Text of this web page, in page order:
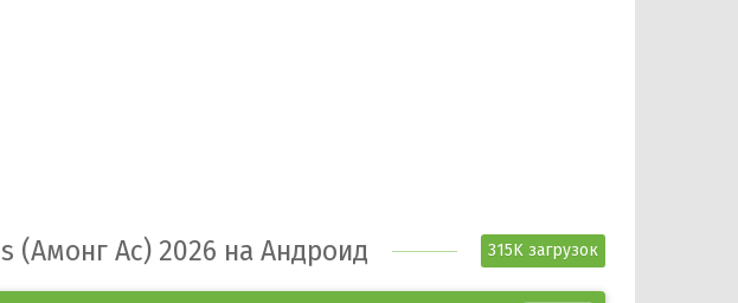
(Амонг Ас) 2026 на Андроид 315K загрузок